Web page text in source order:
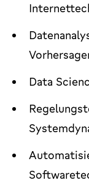
Data